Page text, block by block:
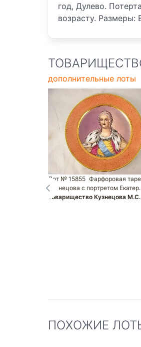
год, Дулево.
возрасту.
дополнительные лоты
Лот № 15855 Фарфоровая
Кузнецова с портретом
Товарищество Кузнецова М.С.
ПОХОЖИЕ